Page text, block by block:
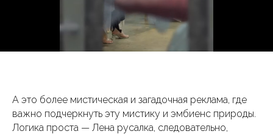
А это более мистическая и загадочная реклама, где
важно подчеркнуть эту мистику и эмбиенс природы.
Логика проста — Лена русалка, следовательно,